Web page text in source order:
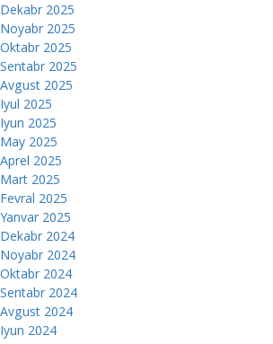
Dekabr 2025
Noyabr 2025
Oktabr 2025
Sentabr 2025
Avgust 2025
Iyul 2025
Iyun 2025
May 2025
Aprel 2025
Mart 2025
Fevral 2025
Yanvar 2025
Dekabr 2024
Noyabr 2024
Oktabr 2024
Sentabr 2024
Avgust 2024
Iyun 2024